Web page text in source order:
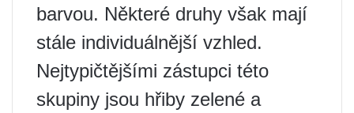
barvou. Některé druhy však mají
stále individuálnější vzhled.
Nejtypičtějšími zástupci této
skupiny jsou hřiby zelené a